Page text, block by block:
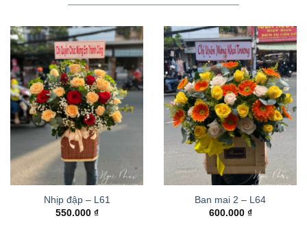
Nhịp đập – L61
550.000 ₫
Ban mai 2 – L64
600.000 ₫